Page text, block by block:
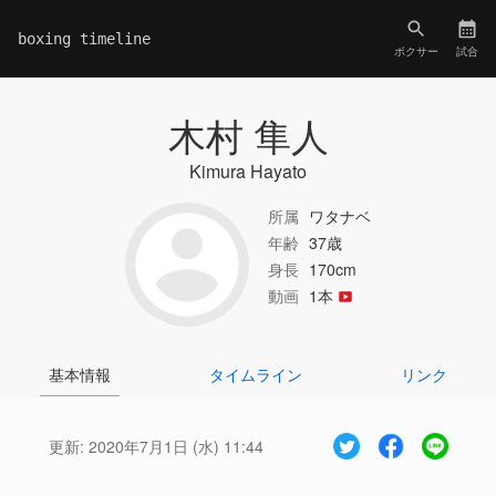
boxing timeline
ボクサー 試合
木村 隼人
Kimura Hayato
所属 ワタナベ
年齢 37歳
身長 170cm
動画 1本
基本情報 タイムライン リンク
更新: 2020年7月1日 (水) 11:44